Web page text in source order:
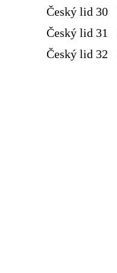
Český lid 30
Český lid 31
Český lid 32